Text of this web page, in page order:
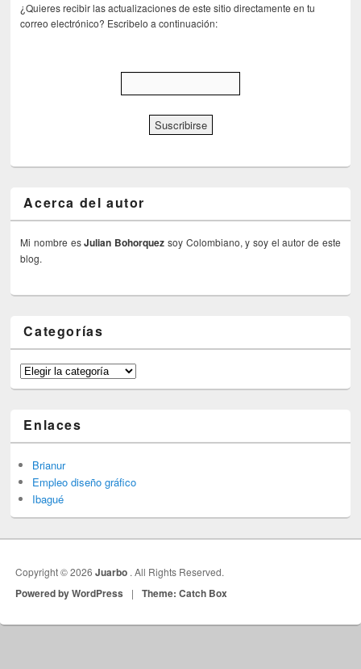
¿Quieres recibir las actualizaciones de este sitio directamente en tu
correo electrónico? Escribelo a continuación:
Acerca del autor
Mi nombre esJulian Bohorquez soy Colombiano, y soy el autor de este
blog.
Categorías
Categorías
Enlaces
Brianur
Empleo diseño gráfico
Ibagué
Copyright © 2026Juarbo . All Rights Reserved.
Powered by WordPress | Theme: Catch Box